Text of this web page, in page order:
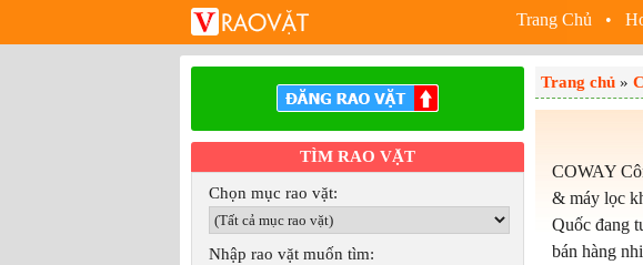
Trang Chủ •
TÌM RAO VẶT
Chọn mục rao vặt:
Nhập rao vặt muốn tìm:
Trang chủ »
COWAY
& máy lọc
Quốc đang
bán hàng